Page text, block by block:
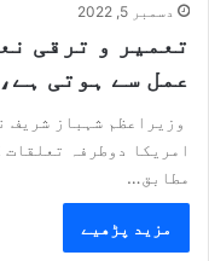
دسمبر 5, 2022
تعمیر و ترقی
عمل سے ہوتی
وزیراعظم شہباز شریف
امریکا دوطرفہ تعلقات
مطابق…
مزید پڑھیے